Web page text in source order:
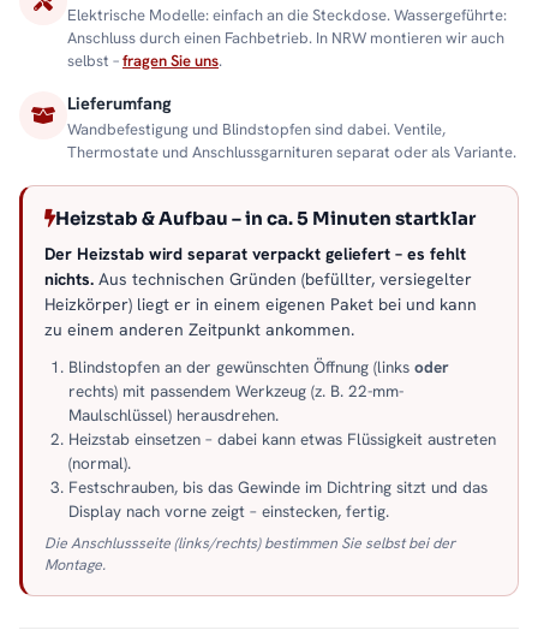
Elektrische Modelle: einfach an die Steckdose. Wassergeführte:
Anschluss durch einen Fachbetrieb. In NRW montieren wir auch
selbst –fragen Sie uns.
Lieferumfang
Wandbefestigung und Blindstopfen sind dabei. Ventile,
Thermostate und Anschlussgarnituren separat oder als Variante.
Heizstab & Aufbau – in ca. 5 Minuten startklar
Der Heizstab wird separat verpackt geliefert – es fehlt
nichts. Aus technischen Gründen (befüllter, versiegelter
Heizkörper) liegt er in einem eigenen Paket bei und kann
zu einem anderen Zeitpunkt ankommen.
Blindstopfen an der gewünschten Öffnung (links oder
rechts) mit passendem Werkzeug (z. B. 22-mm-
Maulschlüssel) herausdrehen.
Heizstab einsetzen – dabei kann etwas Flüssigkeit austreten
(normal).
Festschrauben, bis das Gewinde im Dichtring sitzt und das
Display nach vorne zeigt – einstecken, fertig.
Die Anschlussseite (links/rechts) bestimmen Sie selbst bei der
Montage.